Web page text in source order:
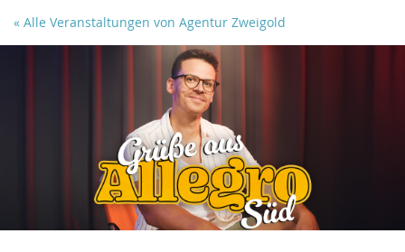
Zum
« Alle Veranstaltungen von Agentur Zweigold